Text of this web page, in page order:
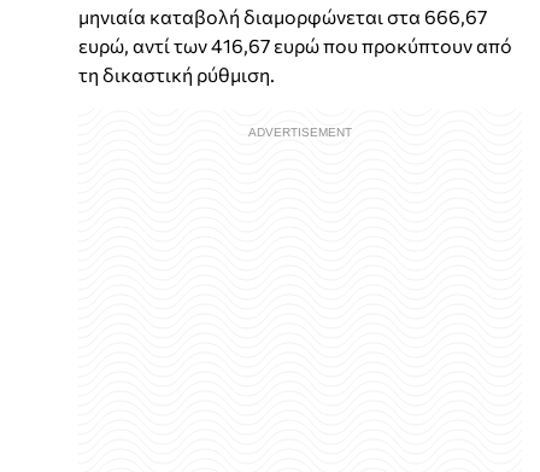
μηνιαία καταβολή διαμορφώνεται στα 666,67
ευρώ, αντί των 416,67 ευρώ που προκύπτουν από
τη δικαστική ρύθμιση.